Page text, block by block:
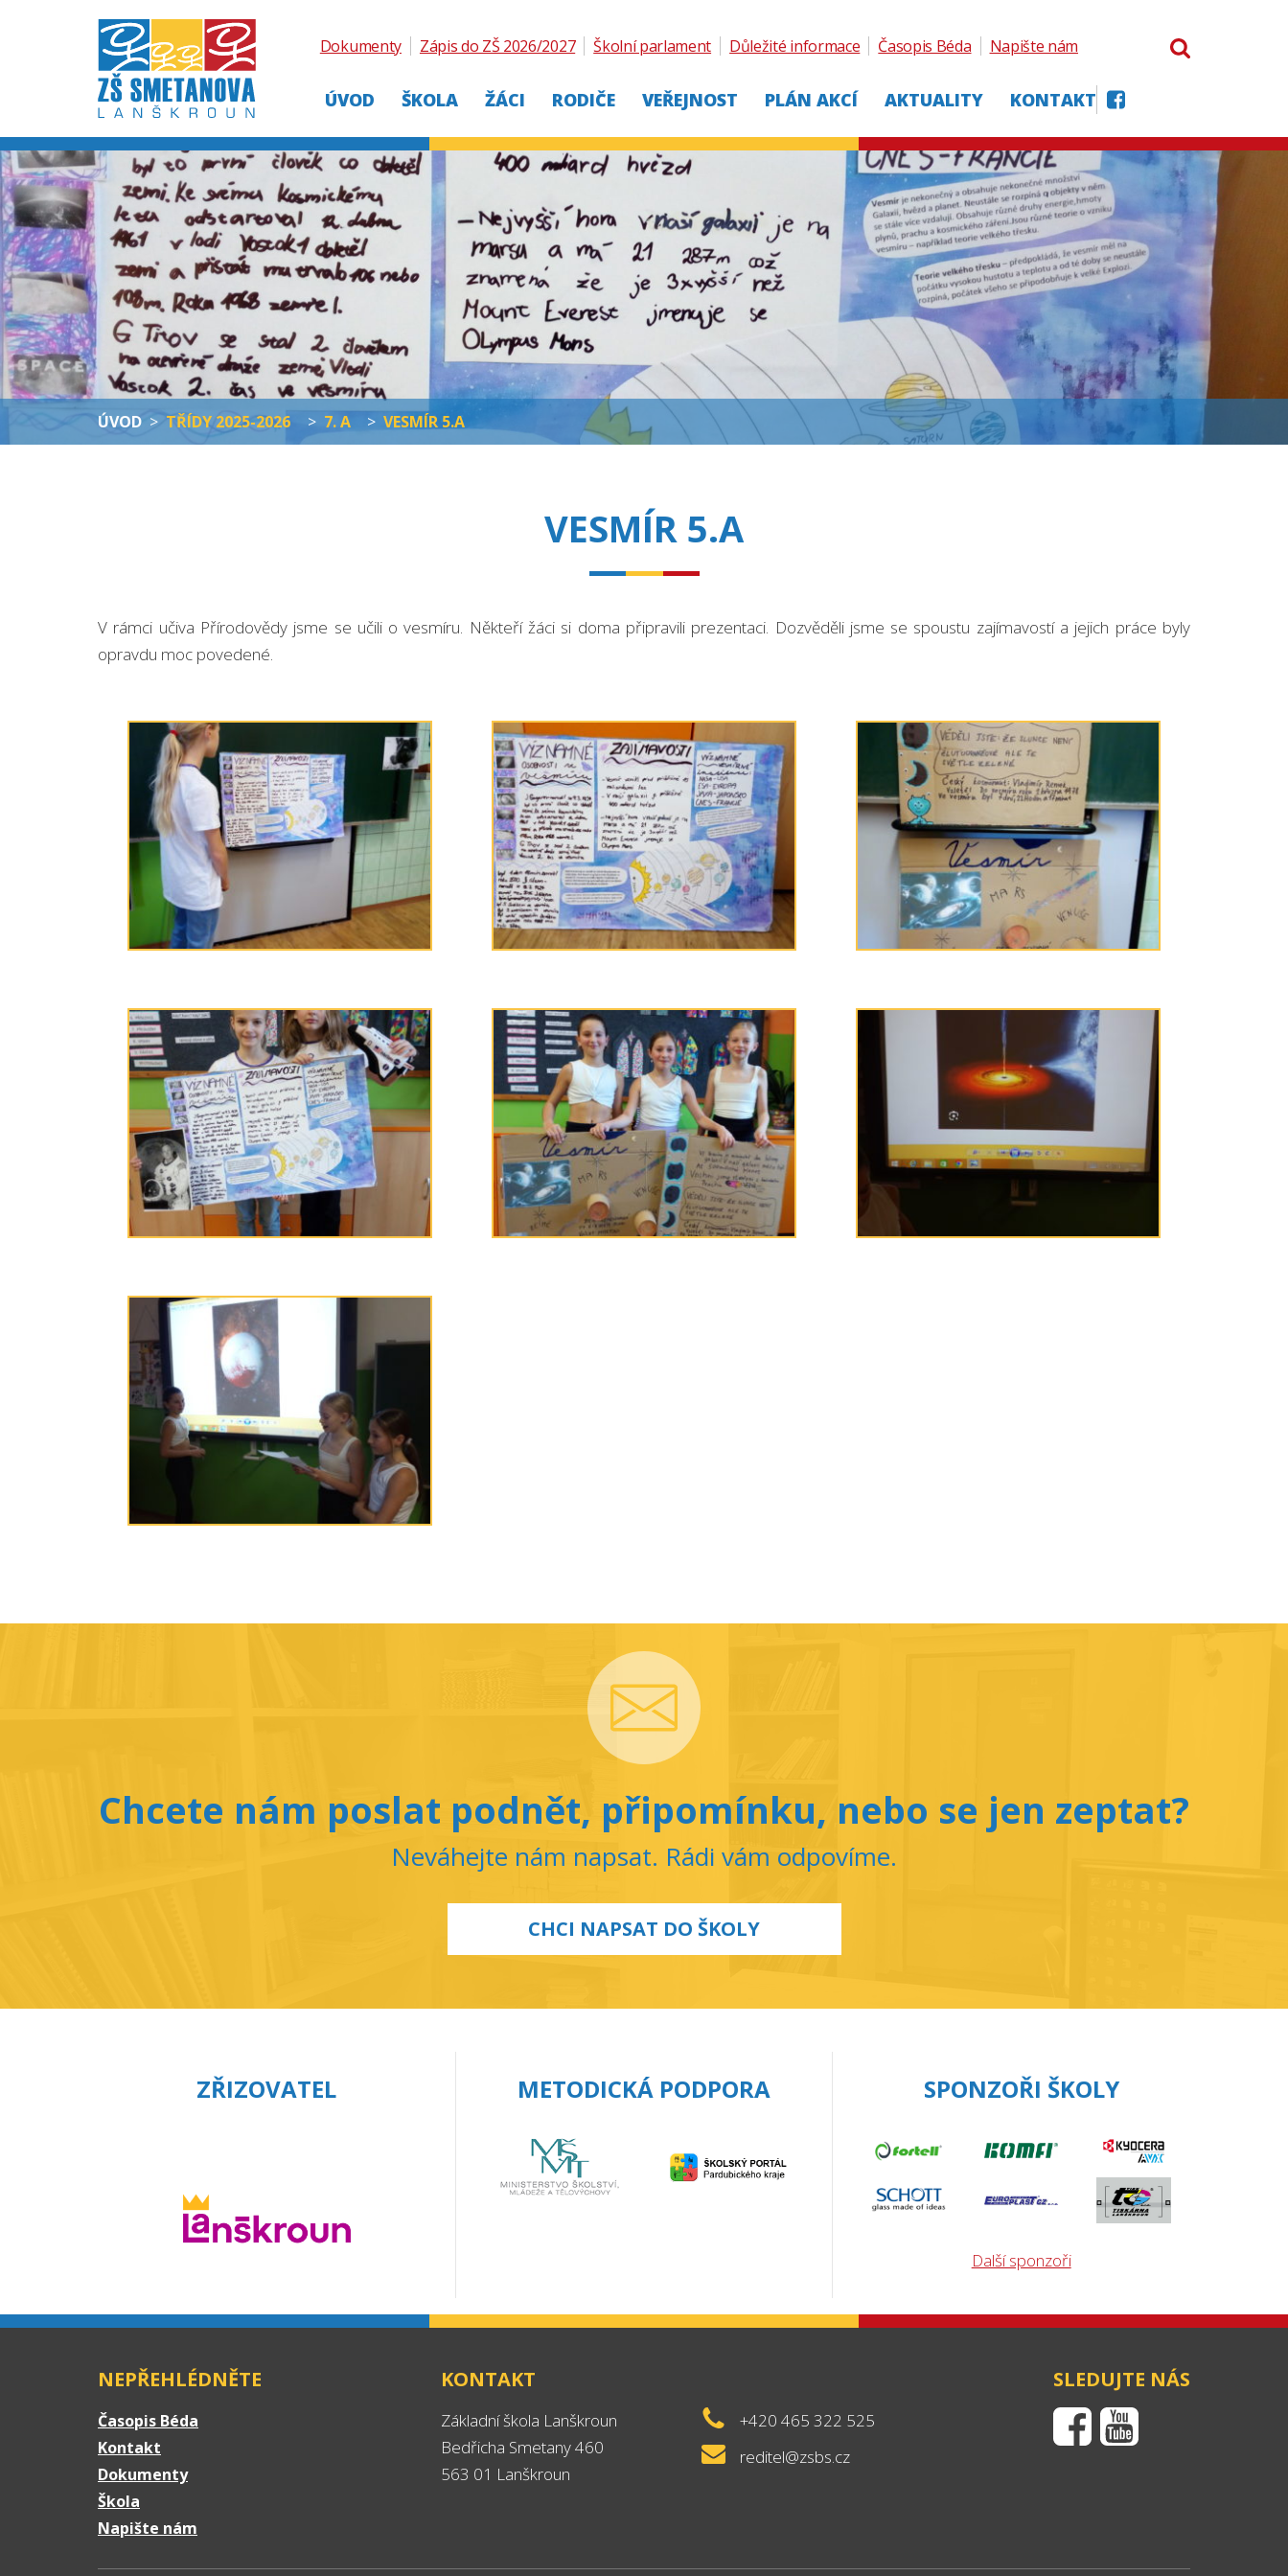
ÚVOD ŠKOLA ŽÁCI RODIČE VEŘEJNOST PLÁN AKCÍ AKTUALITY KONTAKT
Dokumenty Zápis do ZŠ 2026/2027 Školní parlament Důležité informace Časopis Béda Napište nám
ÚVOD > TŘÍDY 2025-2026 > 7. A > VESMÍR 5.A
VESMÍR 5.A
V rámci učiva Přírodovědy jsme se učili o vesmíru. Někteří žáci si doma připravili prezentaci. Dozvěděli jsme se spoustu zajímavostí a jejich práce byly
opravdu moc povedené.
Chcete nám poslat podnět, připomínku, nebo se jen zeptat?
Neváhejte nám napsat. Rádi vám odpovíme.
CHCI NAPSAT DO ŠKOLY
ZŘIZOVATEL METODICKÁ PODPORA SPONZOŘI ŠKOLY
Další sponzoři
NEPŘEHLÉDNĚTE
Časopis Béda
Kontakt
Dokumenty
Škola
Napište nám
KONTAKT
Základní škola Lanškroun
Bedřicha Smetany 460
563 01 Lanškroun
+420 465 322 525
reditel@zsbs.cz
SLEDUJTE NÁS